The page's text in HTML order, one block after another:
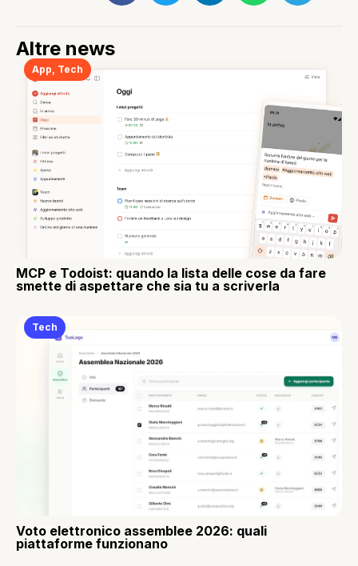
Altre news
App Tech
MCP e Todoist: quando la lista delle cose da fare
smette di aspettare che sia tu a scriverla
Tech
Voto elettronico assemblee 2026: quali
piattaforme funzionano